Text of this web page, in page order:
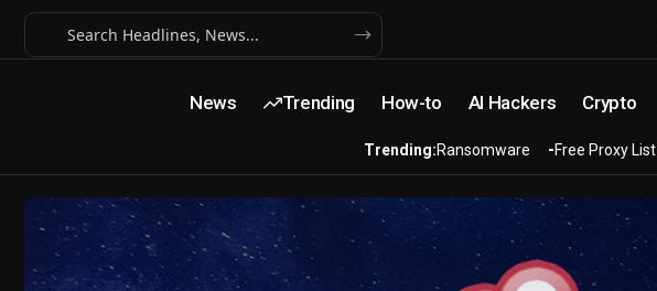
News Trending How-to AI Hackers Crypto
Trending:Ransomware Free Proxy List